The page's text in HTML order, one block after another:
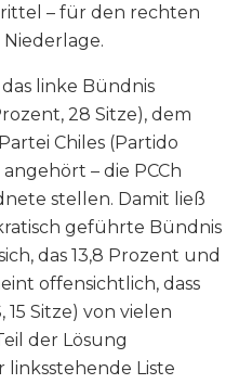
– für den rechten
Niederlage.
linke Bündnis
28 Sitze), dem
Chiles (Partido
– die PCCh
stellen. Damit ließ
geführte Bündnis
das 13,8 Prozent und
offensichtlich, dass
15 Sitze) von vielen
der Lösung
linksstehende Liste